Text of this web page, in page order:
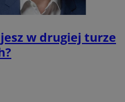
w drugiej turze